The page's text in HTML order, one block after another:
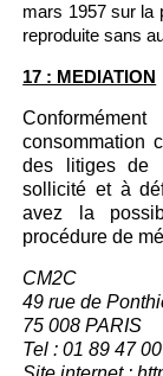
mars 1957 sur la
reproduite sans
17 : MEDIATION
consommation
des litiges de
sollicité et à
avez la
procédure de
CM2C
49 rue de
75 008 PARIS
Tel : 01 89 47